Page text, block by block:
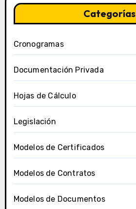
Categorías
Cronogramas
Documentación Privada
Hojas de Cálculo
Legislación
Modelos de Certificados
Modelos de Contratos
Modelos de Documentos